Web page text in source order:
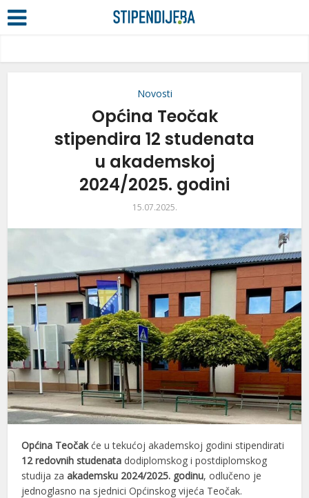
Novosti
Općina Teočak
stipendira 12 studenata
u akademskoj
2024/2025. godini
15.07.2025.
Općina Teočakće u tekućoj akademskoj godini stipendirati
12 redovnih studenata dodiplomskog i postdiplomskog
studija zaakademsku 2024/2025. godinu, odlučeno je
jednoglasno na sjednici Općinskog vijeća Teočak.